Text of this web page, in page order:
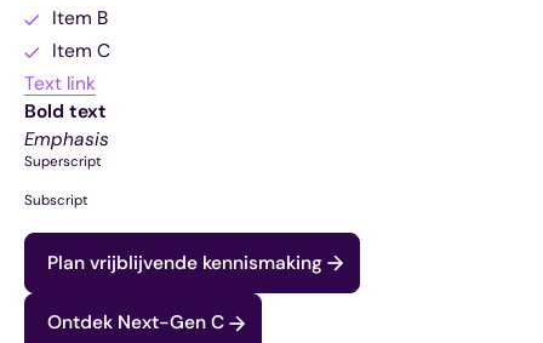
Item B
Item C
Text link
Bold text
Emphasis
Superscript
Subscript
Plan vrijblijvende kennismaking
Ontdek Next-Gen C